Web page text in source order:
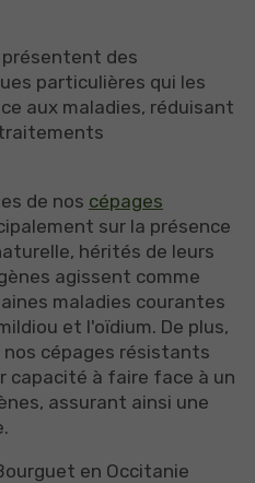
présentent des
particulières qui les
aux maladies, réduisant
de nos cépages
sur la présence
hérités de leurs
agissent comme
maladies courantes
et l'oïdium. De plus,
cépages résistants
capacité à faire face à un
assurant ainsi une
en Occitanie